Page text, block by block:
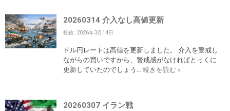
20260314 介入なし高値更新
投稿: 2026年3月14日
ドル円レートは高値を更新しました。 介入を警戒し
ながらの買いですから、警戒感がなければとっくに
更新していたのでしょう… 続きを読む »
20260307 イラン戦